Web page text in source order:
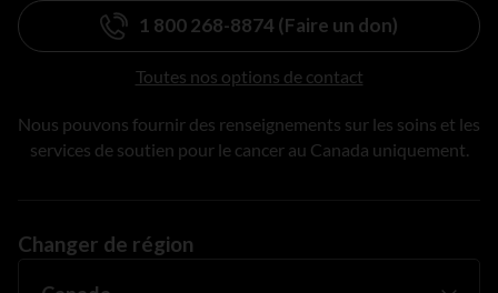
1 800 268-8874 (Faire un don)
Toutes nos options de contact
Nous pouvons fournir des renseignements sur les soins et les
services de soutien pour le cancer au Canada uniquement.
Changer de région